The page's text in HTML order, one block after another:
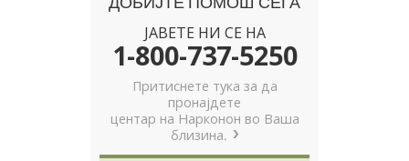
Ukrainian
Czech
Turkish
ЈАВЕТЕ НИ СЕ НА
1-800-737-5250
Притиснете тука за да
пронајдете
центар на Нарконон во Ваша
близина.